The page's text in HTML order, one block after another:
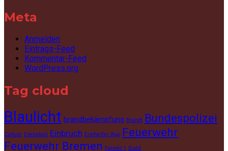
Meta
Anmelden
Eintrags-Feed
Kommentar-Feed
WordPress.org
Tag cloud
Blaulicht brandbekämpfung Brandt Bundespolizei
Culture Diebstahl Einbruch Ersthelfer App Feuerwehr
Feuerwehr Bremen
Formel 1 Gold